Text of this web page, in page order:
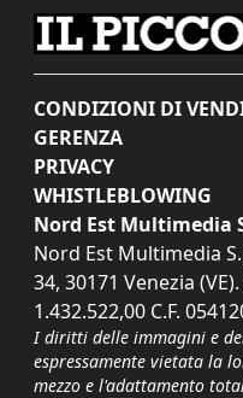
CONDIZIONI DI
GERENZA
PRIVACY
WHISTLEBLOWING
Nord Est Multimedia
Nord Est Multimedia
34, 30171 Venezia
1.432.522,00 C.F.
I diritti delle immagini e
espressamente vietata la
mezzo e l'adattamento